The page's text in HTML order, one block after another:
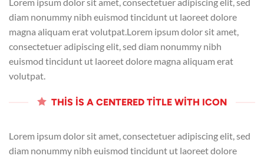
diam nonummy nibh euismod tincidunt ut laoreet dolore
magna aliquam erat volutpat.Lorem ipsum dolor sit amet,
consectetuer adipiscing elit, sed diam nonummy nibh
euismod tincidunt ut laoreet dolore magna aliquam erat
volutpat.
THIS IS A CENTERED TITLE WITH ICON
Lorem ipsum dolor sit amet, consectetuer adipiscing elit, sed
diam nonummy nibh euismod tincidunt ut laoreet dolore